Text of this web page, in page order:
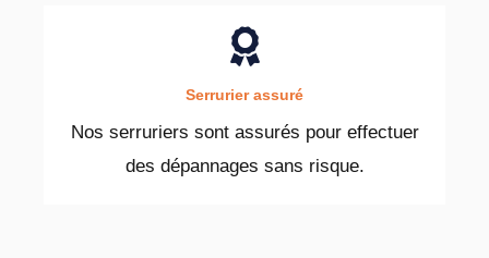
Serrurier assuré
Nos serruriers sont assurés pour effectuer
des dépannages sans risque.